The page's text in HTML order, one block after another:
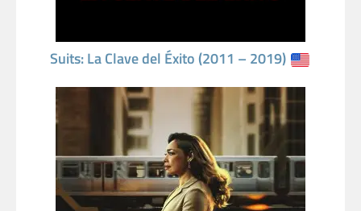
Suits: La Clave del Éxito (2011 – 2019)